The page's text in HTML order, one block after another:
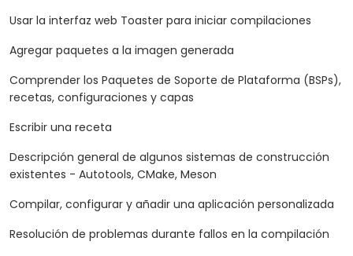
Usar la interfaz web Toaster para iniciar compilaciones
Agregar paquetes a la imagen generada
Comprender los Paquetes de Soporte de Plataforma (BSPs),
recetas, configuraciones y capas
Escribir una receta
Descripción general de algunos sistemas de construcción
existentes - Autotools, CMake, Meson
Compilar, configurar y añadir una aplicación personalizada
Resolución de problemas durante fallos en la compilación